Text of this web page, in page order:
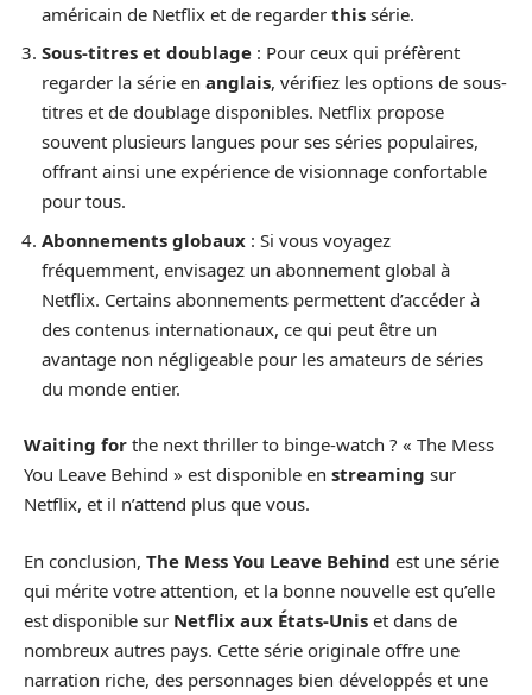
américain de Netflix et de regarder this série.
Sous-titres et doublage : Pour ceux qui préfèrent
regarder la série en anglais, vérifiez les options de sous-
titres et de doublage disponibles. Netflix propose
souvent plusieurs langues pour ses séries populaires,
offrant ainsi une expérience de visionnage confortable
pour tous.
Abonnements globaux : Si vous voyagez
fréquemment, envisagez un abonnement global à
Netflix. Certains abonnements permettent d’accéder à
des contenus internationaux, ce qui peut être un
avantage non négligeable pour les amateurs de séries
du monde entier.
Waiting for the next thriller to binge-watch ? « The Mess
You Leave Behind » est disponible en streaming sur
Netflix, et il n’attend plus que vous.
En conclusion, The Mess You Leave Behind est une série
qui mérite votre attention, et la bonne nouvelle est qu’elle
est disponible sur Netflix aux États-Unis et dans de
nombreux autres pays. Cette série originale offre une
narration riche, des personnages bien développés et une